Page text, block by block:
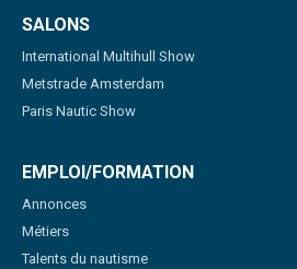
SALONS
International Multihull Show
Metstrade Amsterdam
Paris Nautic Show
EMPLOI/FORMATION
Annonces
Métiers
Talents du nautisme